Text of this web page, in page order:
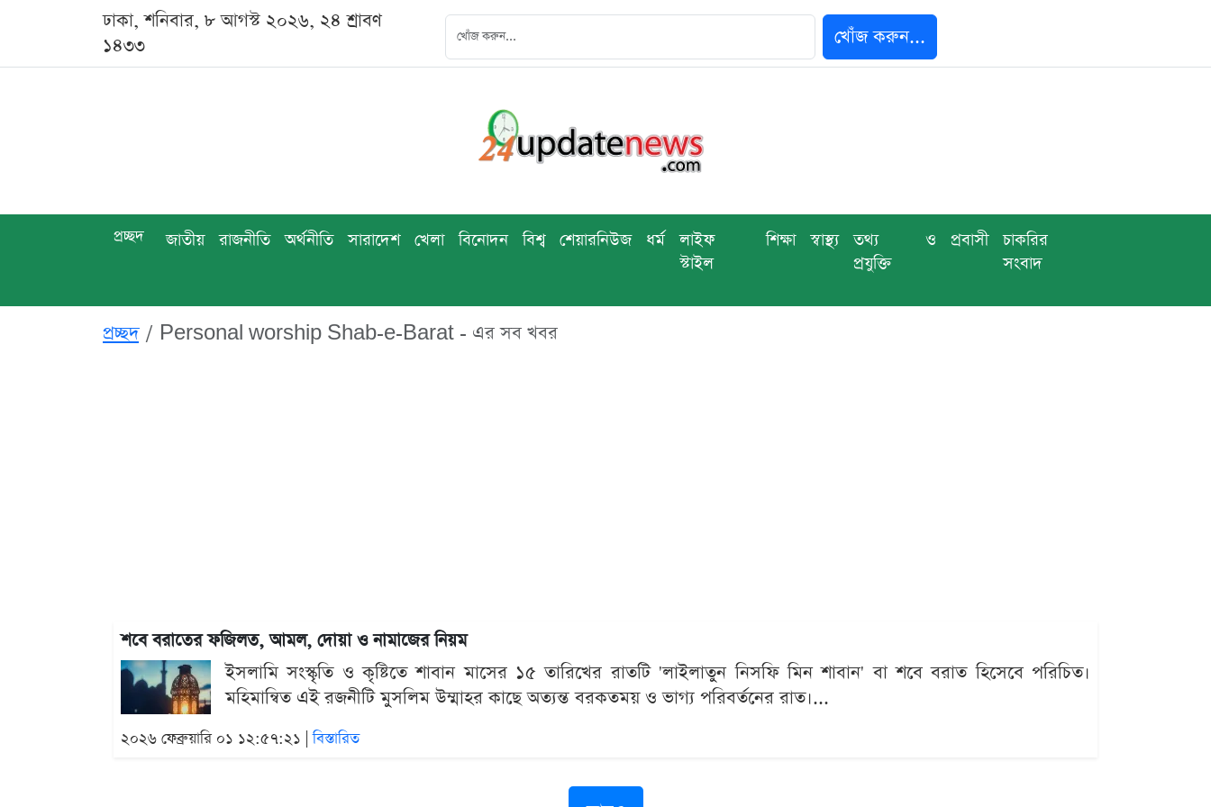
ঢাকা, শনিবার, ৮ আগস্ট ২০২৬, ২৪ শ্রাবণ
১৪৩৩
খোঁজ করুন...
প্রচ্ছদ জাতীয় রাজনীতি অর্থনীতি সারাদেশ খেলা বিনোদন বিশ্ব শেয়ারনিউজ ধর্ম
লাইফ
স্টাইল
শিক্ষা স্বাস্থ্য
তথ্য ও
প্রযুক্তি
প্রবাসী
চাকরির
সংবাদ
প্রচ্ছদ Personal worship Shab-e-Barat - এর সব খবর
শবে বরাতের ফজিলত, আমল, দোয়া ও নামাজের নিয়ম
ইসলামি সংস্কৃতি ও কৃষ্টিতে শাবান মাসের ১৫ তারিখের রাতটি 'লাইলাতুন নিসফি মিন শাবান' বা শবে বরাত হিসেবে পরিচিত।
মহিমান্বিত এই রজনীটি মুসলিম উম্মাহর কাছে অত্যন্ত বরকতময় ও ভাগ্য পরিবর্তনের রাত।...
২০২৬ ফেব্রুয়ারি ০১ ১২:৫৭:২১ |বিস্তারিত